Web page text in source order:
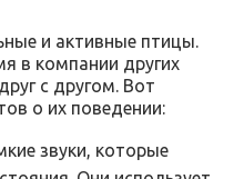
и активные птицы.
в компании других
с другом. Вот
о их поведении:
звуки, которые